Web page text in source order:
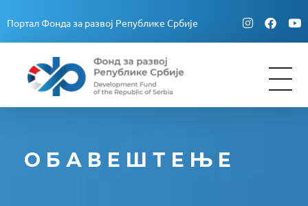
Портал Фонда за развој Републике Србије
Fond za razvoj Republike Srbije
О Б А В Е Ш Т Е Њ Е